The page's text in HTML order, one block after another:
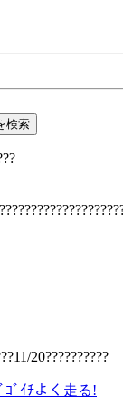
20??????????
ｺﾞｲﾁよく走る!